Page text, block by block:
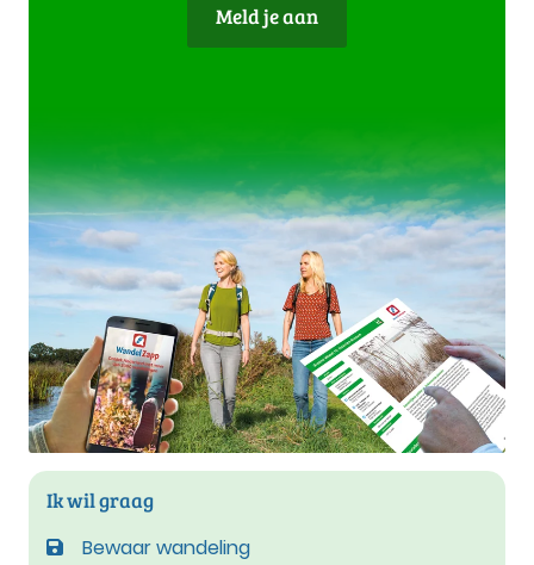
Meld je aan
Ik wil graag
Bewaar wandeling